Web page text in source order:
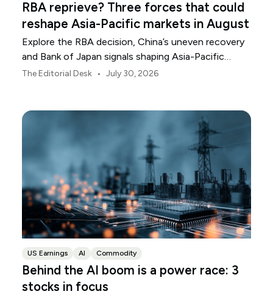
RBA reprieve? Three forces that could
reshape Asia-Pacific markets in August
Explore the RBA decision, China’s uneven recovery
and Bank of Japan signals shaping Asia-Pacific
markets, currencies and regional risk in August 2026.
The Editorial Desk • July 30, 2026
US Earnings AI Commodity
Behind the AI boom is a power race: 3
stocks in focus